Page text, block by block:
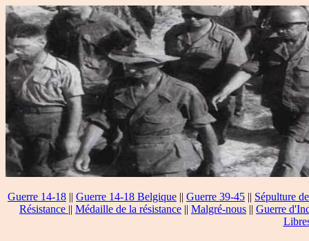
Guerre 14-18 || Guerre 14-18 Belgique || Guerre 39-45 || Sépulture
Résistance || Médaille de la résistance || Malgré-nous || Guerre